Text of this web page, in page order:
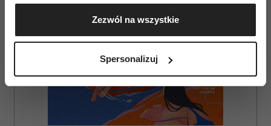
Gromadzić dane dotyczące Twojej lokalizacji
geograficznej z dokładnością nawet do kilku metrów
Identyfikować Twoje urządzenie, aktywnie
(fingerprinting, czyli wirtualny odcisk palca)
dane są przetwarzane oraz ustaw własne preferencje w
. W Deklaracji plików cookie możesz
Zezwól na wszystkie
Spersonalizuj